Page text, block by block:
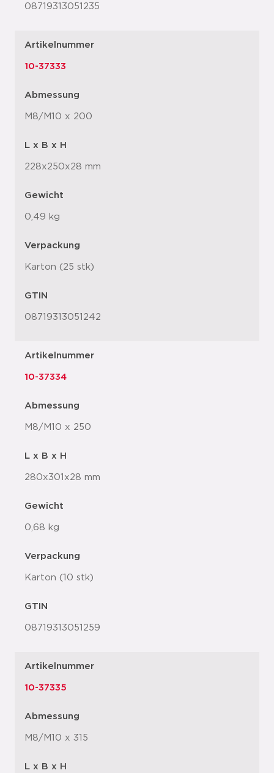
08719313051235
Artikelnummer
10-37333
Abmessung
M8/M10 x 200
L x B x H
228x250x28 mm
Gewicht
0,49 kg
Verpackung
Karton (25 stk)
GTIN
08719313051242
Artikelnummer
10-37334
Abmessung
M8/M10 x 250
L x B x H
280x301x28 mm
Gewicht
0,68 kg
Verpackung
Karton (10 stk)
GTIN
08719313051259
Artikelnummer
10-37335
Abmessung
M8/M10 x 315
L x B x H